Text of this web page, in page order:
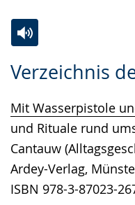
Verzeichnis
Mit Wasserpistole
und Rituale rund
Cantauw
Ardey-Verlag,
ISBN 978-3-87023-
Leichten
wechseln.
Audio-
Video
Deutscher
Gebärdensprache
wird
angezeigt.